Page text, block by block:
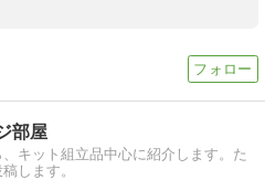
部屋
キット組立品中心に紹介します。た
します。